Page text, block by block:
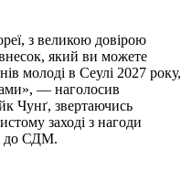
з великою довірою
який ви можете
молоді в Сеулі 2027 року,
— наголосив
Чунґ, звертаючись
заході з нагоди
до СДМ.